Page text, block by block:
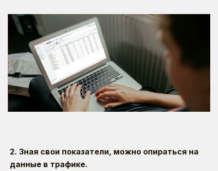
2. Зная свои показатели, можно опираться на
данные в трафике.
Информационная безопасность в
и обеспечиваем их защиту